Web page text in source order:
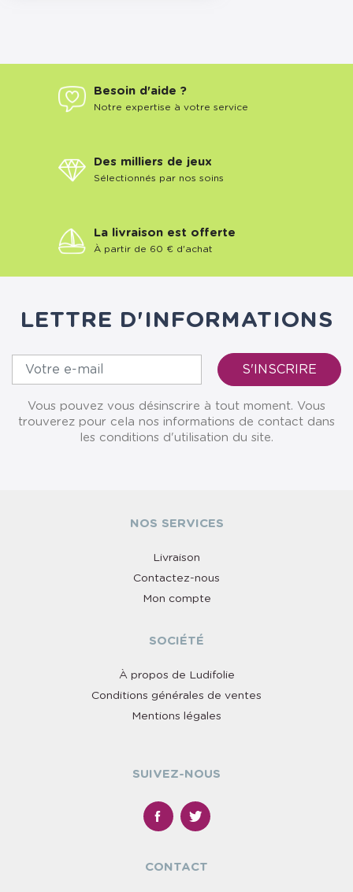
Besoin d'aide ?
Notre expertise à votre service
Des milliers de jeux
Sélectionnés par nos soins
La livraison est offerte
À partir de 60 € d'achat
LETTRE D'INFORMATIONS
Vous pouvez vous désinscrire à tout moment. Vous
trouverez pour cela nos informations de contact dans
les conditions d'utilisation du site.
NOS SERVICES
Livraison
Contactez-nous
Mon compte
SOCIÉTÉ
À propos de Ludifolie
Conditions générales de ventes
Mentions légales
SUIVEZ-NOUS
CONTACT